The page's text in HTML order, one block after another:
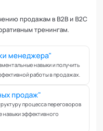
в В2В и В2С
тренингам.
менеджера"
навыки и получить
работы в продажах.
продаж"
процесса переговоров
эффективного